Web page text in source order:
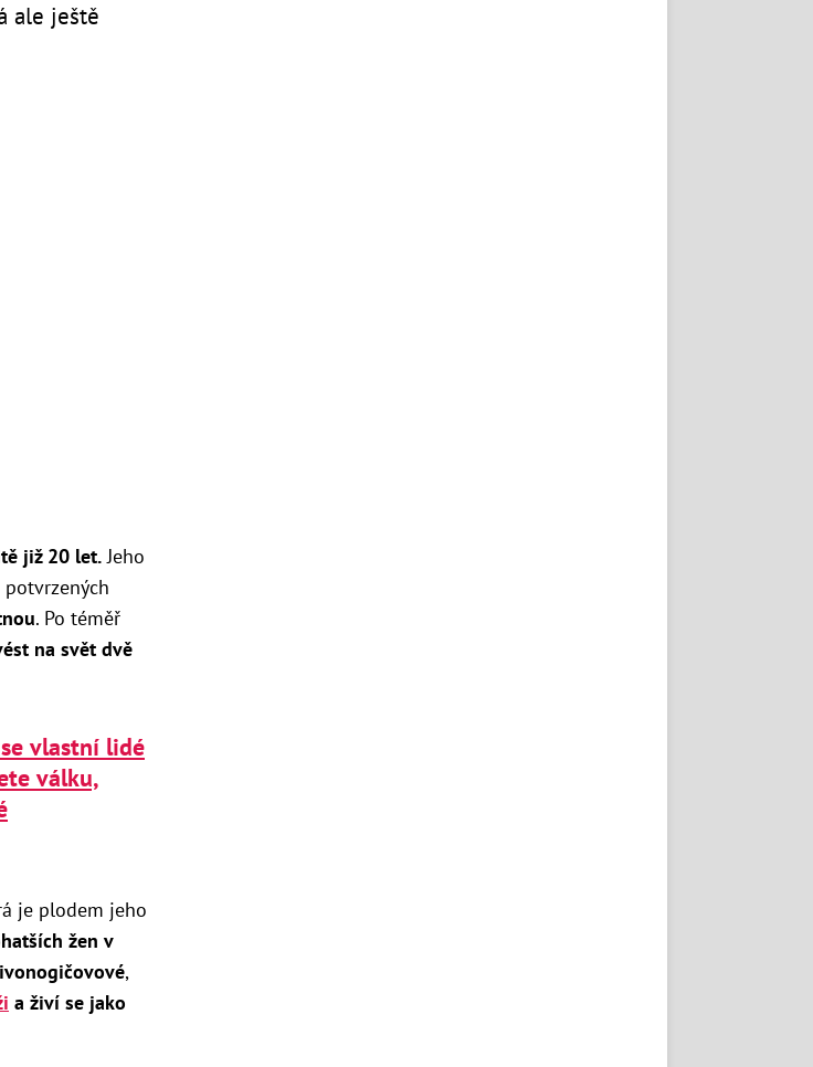
ale ještě
již 20 let.Jeho
. Po téměř
na svět dvě
vlastní lidé
válku,
je plodem jeho
žen v
,
a živí se jako